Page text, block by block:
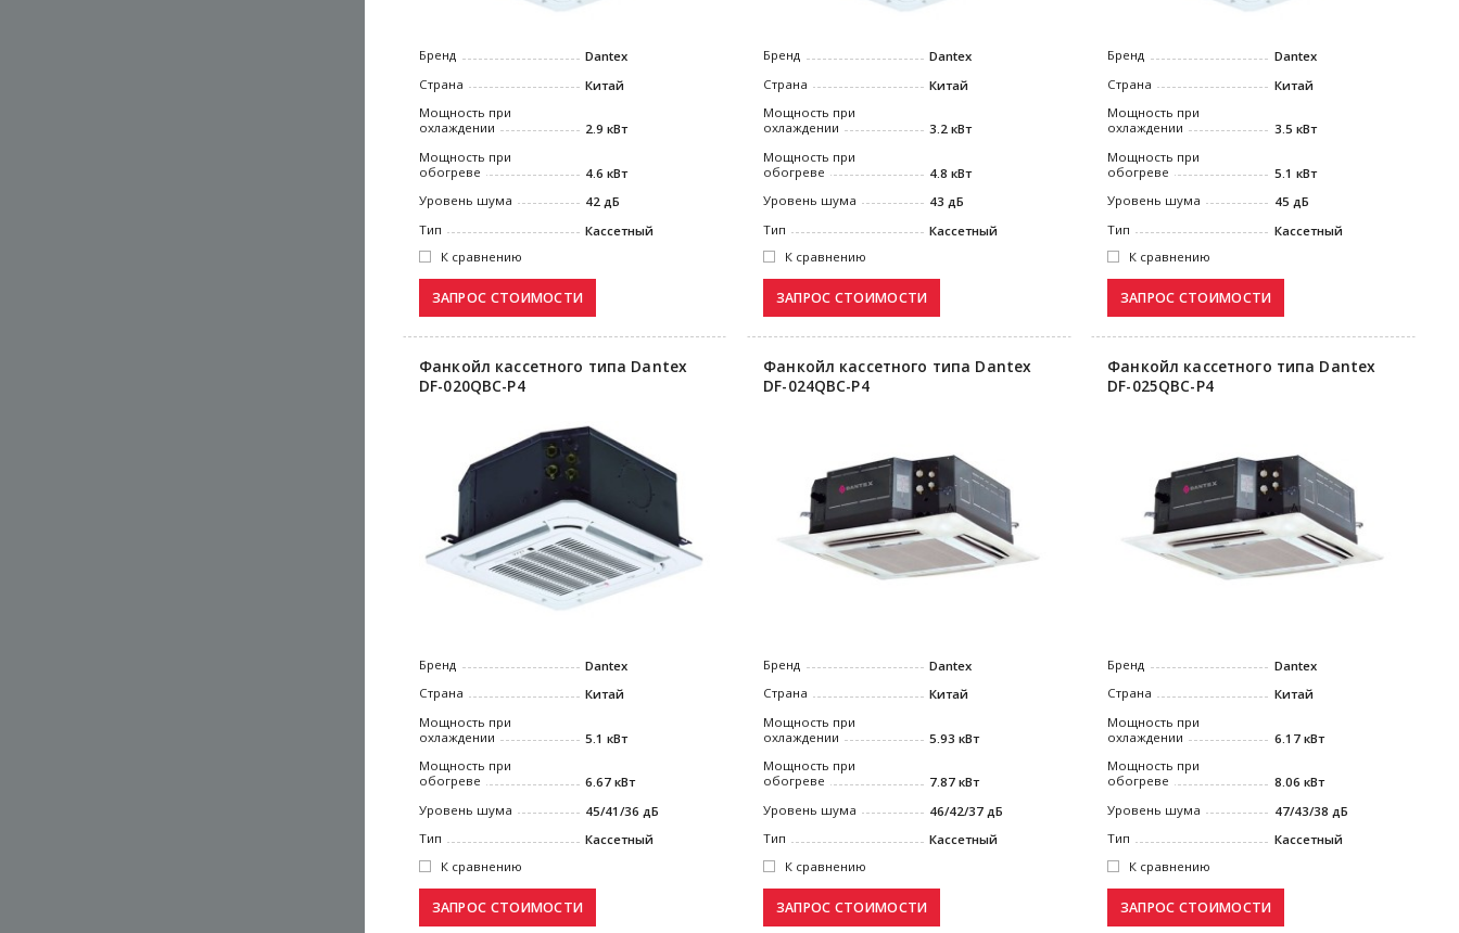
Бренд
Dantex
Страна
Китай
Мощность при
охлаждении
2.9 кВт
Мощность при
обогреве
4.6 кВт
Уровень шума
42 дБ
Тип
Кассетный
К сравнению
Бренд
Dantex
Страна
Китай
Мощность при
охлаждении
3.2 кВт
Мощность при
обогреве
4.8 кВт
Уровень шума
43 дБ
Тип
Кассетный
К сравнению
Бренд
Dantex
Страна
Китай
Мощность при
охлаждении
3.5 кВт
Мощность при
обогреве
5.1 кВт
Уровень шума
45 дБ
Тип
Кассетный
К сравнению
Фанкойл кассетного типа Dantex
DF-020QBC-P4
Бренд
Dantex
Страна
Китай
Мощность при
охлаждении
5.1 кВт
Мощность при
обогреве
6.67 кВт
Уровень шума
45/41/36 дБ
Тип
Кассетный
К сравнению
Фанкойл кассетного типа Dantex
DF-024QBC-P4
Бренд
Dantex
Страна
Китай
Мощность при
охлаждении
5.93 кВт
Мощность при
обогреве
7.87 кВт
Уровень шума
46/42/37 дБ
Тип
Кассетный
К сравнению
Фанкойл кассетного типа Dantex
DF-025QBC-P4
Бренд
Dantex
Страна
Китай
Мощность при
охлаждении
6.17 кВт
Мощность при
обогреве
8.06 кВт
Уровень шума
47/43/38 дБ
Тип
Кассетный
К сравнению